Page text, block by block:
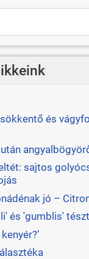
és
sajtos
jó –
és 'gumblis'